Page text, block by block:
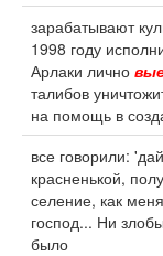
зарабатывают
1998 году
Арлаки лично
талибов
на помощь в
все говорили:
красненькой,
селение, как
господ... Ни
было